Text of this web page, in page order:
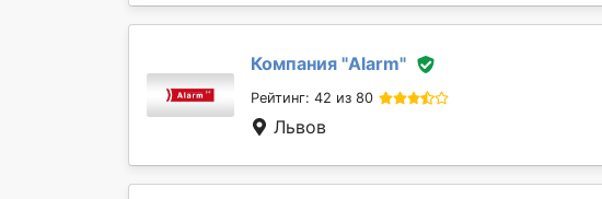
Компания "Alarm"
Рейтинг: 42 из 80
Львов